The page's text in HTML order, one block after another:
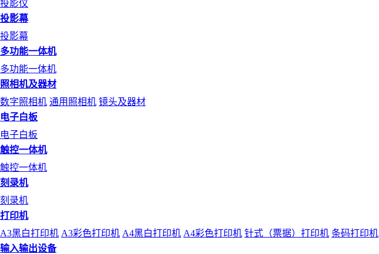
投影仪
投影幕
投影幕
多功能一体机
多功能一体机
照相机及器材
数字照相机 通用照相机 镜头及器材
电子白板
电子白板
触控一体机
触控一体机
刻录机
刻录机
打印机
A3黑白打印机 A3彩色打印机 A4黑白打印机 A4彩色打印机 针式（票据）打印机 条码打印机
输入输出设备